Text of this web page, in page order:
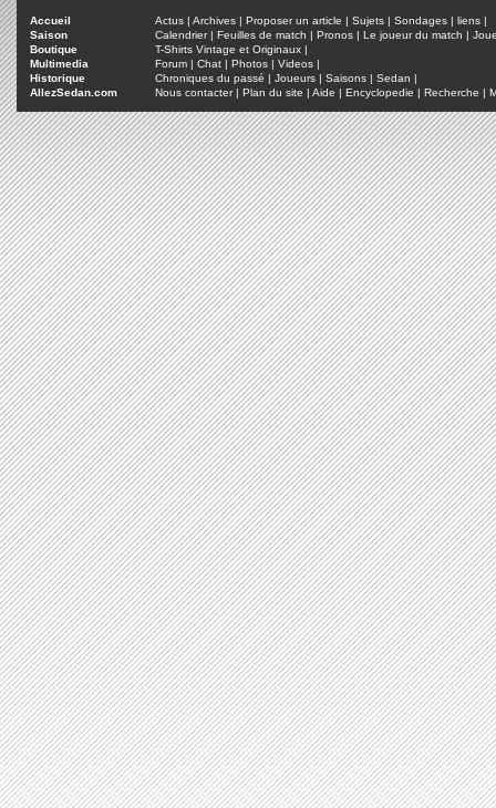
Accueil Actus | Archives | Proposer un article | Sujets | Sondages | liens |
Saison
Calendrier| Feuilles de match | Pronos | Le joueur du match |
Boutique
T-Shirts Vintage et Originaux |
Multimedia
Forum | Chat | Photos | Videos |
Historique
Chroniques du passé | Joueurs | Saisons | Sedan |
AllezSedan.com
Nous contacter| Plan du site | Aide | Encyclopedie | Recherche |